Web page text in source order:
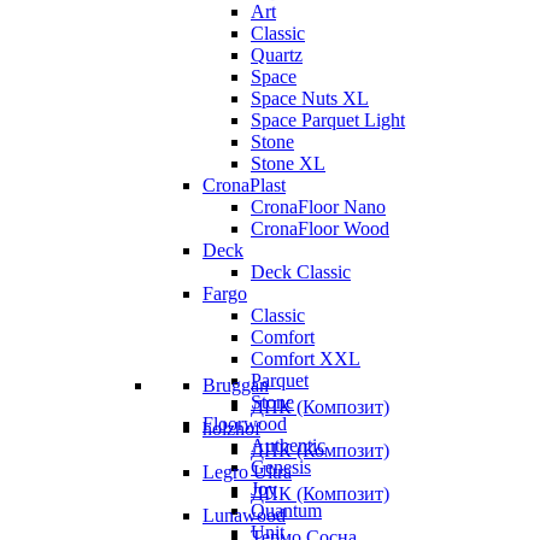
Art
Classic
Quartz
Space
Space Nuts XL
Space Parquet Light
Stone
Stone XL
CronaPlast
CronaFloor Nano
CronaFloor Wood
Deck
Deck Classic
Fargo
Classic
Comfort
Comfort XXL
Parquet
Stone
Floorwood
Authentic
Genesis
Joy
Quantum
Unit
Bruggan
ДПК (Композит)
holzhof
ДПК (Композит)
Legro Ultra
ДПК (Композит)
Lunawood